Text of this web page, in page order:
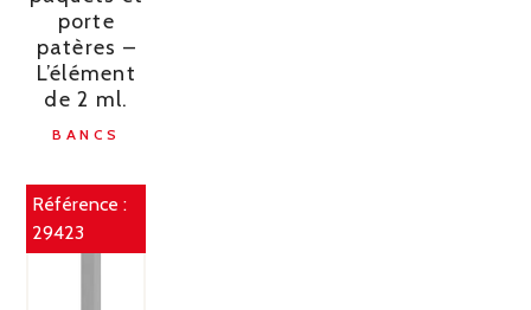
porte
patères –
L’élément
de 2 ml.
BANCS
Référence :
29423